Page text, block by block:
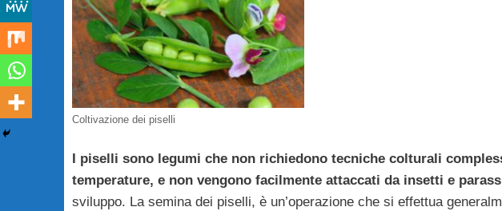
Coltivazione dei piselli
I piselli sono legumi che non richiedono tecniche colturali
temperature, e non vengono facilmente attaccati da insetti e
sviluppo. La semina dei piselli, è un’operazione che si effettua